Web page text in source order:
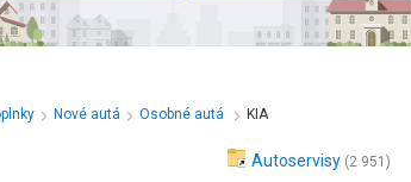
Nové autá Osobné autá KIA
Autoservisy (2 951)